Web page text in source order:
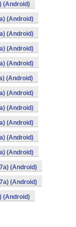
(Android)
(Android)
(Android)
(Android)
(Android)
(Android)
(Android)
(Android)
(Android)
(Android)
(Android)
(Android)
(Android)
(Android)